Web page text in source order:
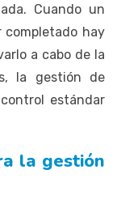
Cuando un
completado hay
a cabo de la
la gestión de
estándar
la gestión